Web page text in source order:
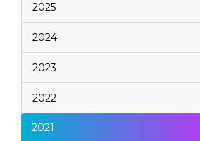
2025
2024
2023
2022
2021